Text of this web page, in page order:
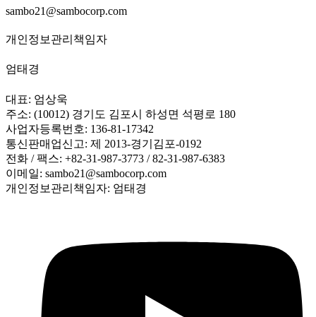
sambo21@sambocorp.com
개인정보관리책임자
엄태경
대표: 엄상욱
주소: (10012) 경기도 김포시 하성면 석평로 180
사업자등록번호: 136-81-17342
통신판매업신고: 제 2013-경기김포-0192
전화 / 팩스: +82-31-987-3773 / 82-31-987-6383
이메일: sambo21@sambocorp.com
개인정보관리책임자: 엄태경